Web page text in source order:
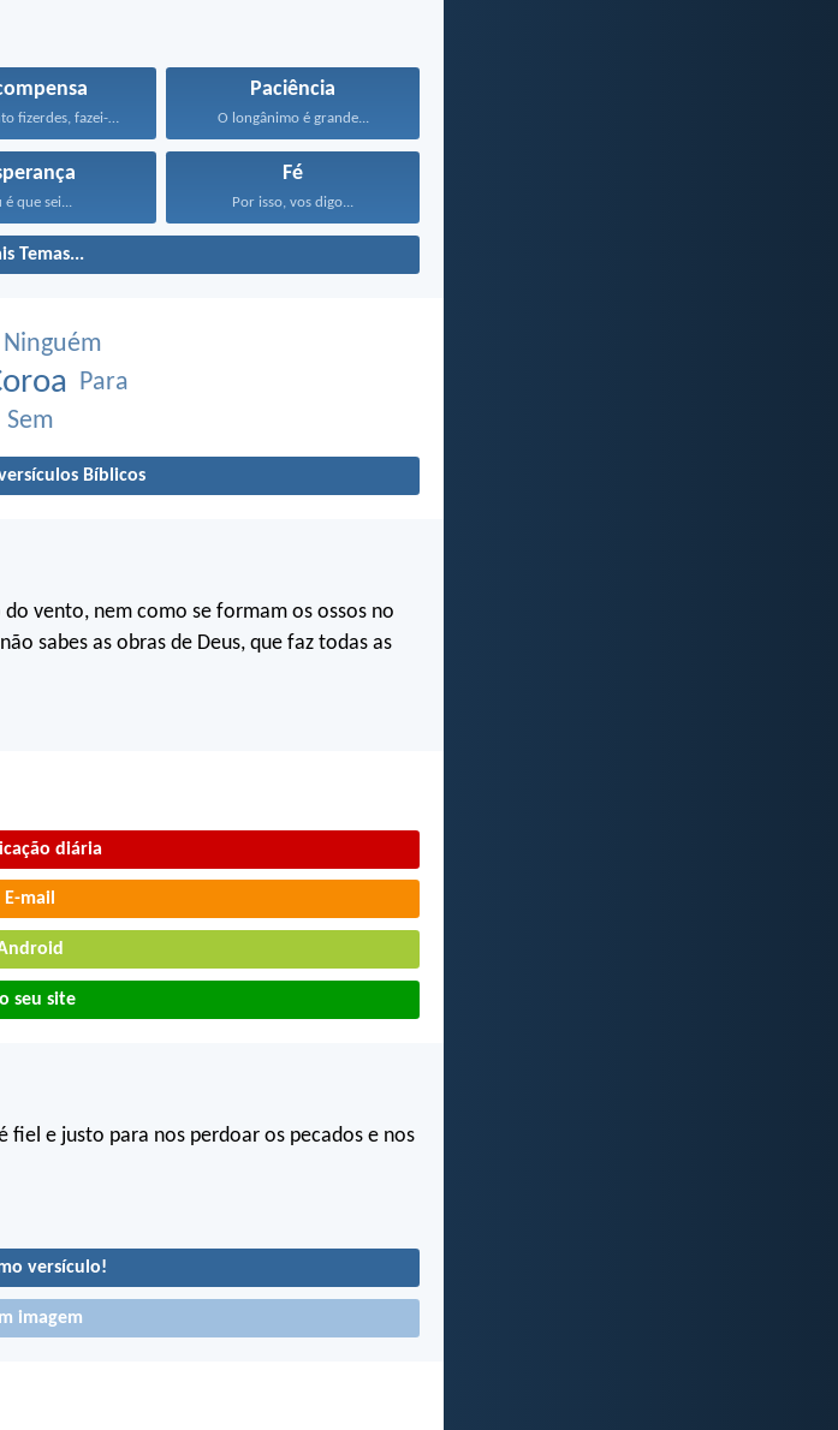
Tudo quanto fizerdes, fazei-o...
Paciência
O longânimo é grande...
é que sei...
Fé
Por isso, vos digo...
Temas...
Ninguém
Para
Sem
Bíblicos
vento, nem como se formam os ossos no
sabes as obras de Deus, que faz todas as
diária
E-mail
seu site
fiel e justo para nos perdoar os pecados e nos
versículo!
imagem